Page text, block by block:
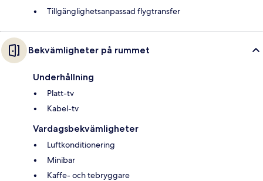
Tillgänglighetsanpassad flygtransfer
Bekvämligheter på rummet
Underhållning
Platt-tv
Kabel-tv
Vardagsbekvämligheter
Luftkonditionering
Minibar
Kaffe- och tebryggare